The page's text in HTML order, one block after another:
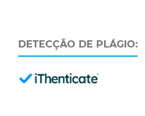
DETECÇÃO DE PLÁGIO: